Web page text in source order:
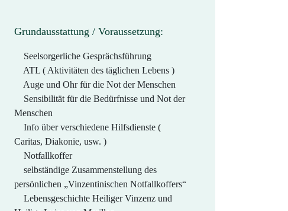
Grundausstattung / Voraussetzung:
Seelsorgerliche Gesprächsführung
ATL ( Aktivitäten des täglichen Lebens )
Auge und Ohr für die Not der Menschen
Sensibilität für die Bedürfnisse und Not der
Menschen
Info über verschiedene Hilfsdienste (
Caritas, Diakonie, usw. )
Notfallkoffer
selbständige Zusammenstellung des
persönlichen „Vinzentinischen Notfallkoffers“
Lebensgeschichte Heiliger Vinzenz und